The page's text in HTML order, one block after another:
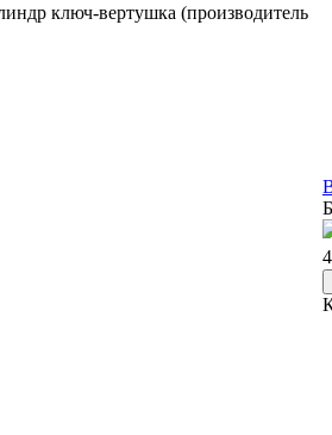
ключ-вертушка (производитель